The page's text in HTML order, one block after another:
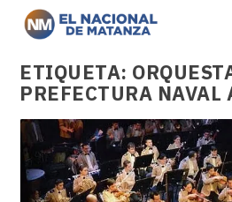
ETIQUETA:
PREFECTURA